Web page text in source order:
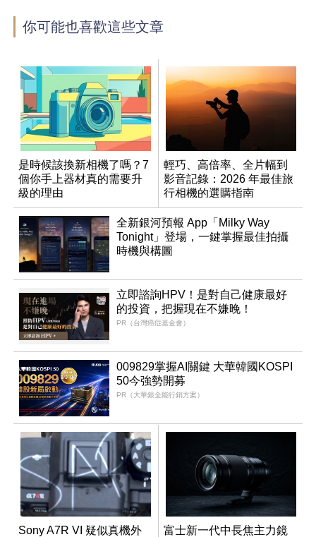
你可能也喜歡這些文章
是時候該換新相機了嗎？7
個你手上器材真的需要升
級的理由
輕巧、高倍率、全片幅到
影音記錄：2026 年最佳旅
行相機的選購指南
全新銀河預報 App「Milky Way
Tonight」登場，一鍵掌握最佳拍攝
時機與構圖
立即諮詢HPV！是對自己健康最好
的投資，把握現在不嫌晚！
PR（台灣癌症基金會）
009829掌握AI關鍵 大華韓國KOSPI
50今強勢開募
PR（大華銀全能行銷方案）
Sony A7R VI 疑似真機外
富士新一代中長焦主力鏡